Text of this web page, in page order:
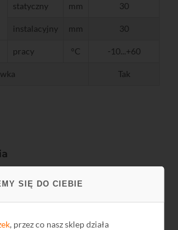
SIĘ DO CIEBIE
, przez co nasz sklep działa
statyczny mm 30
instalacyjny mm 30
pracy °C -10...+60
Tak
Rozmiar Data
- 2024-12-13